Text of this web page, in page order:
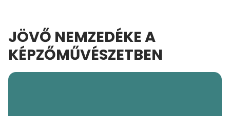
JÖVŐ NEMZEDÉKE A
KÉPZŐMŰVÉSZETBEN